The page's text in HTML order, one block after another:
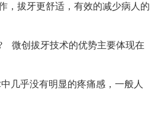
，拔牙更舒适，有效的减少病人的
微创拔牙技术的优势主要体现在
几乎没有明显的疼痛感，一般人